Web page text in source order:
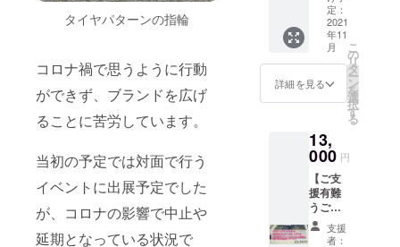
タイヤパターンの指輪
コロナ禍で思うように行動
ができず、ブランドを広げ
ることに苦労しています。
当初の予定では対面で行う
イベントに出展予定でした
が、コロナの影響で中止や
延期となっている状況で
公式オ
ンライ
ショッ
封の
クーポ
力して
から決
済 クー
ポンの
有効期
限：お
店が継
//jerev.o
fficial.e
c/）
クーポ
布方
法：ダ
同封し
てクー
ポン
コード
が記載
された
カード
を発送
載の直
径をご
参考く
ださ
い。
【クー
クーポ
ン使用
可能場
所：
JEREV
公式オ
ンライ
いる住
所へ郵
便させ
て頂き
ます。
【お届
つい
て】 写
真のダ
イヤモ
ンドは
参考画
像で
す。 実
0.06ct
（直径
約2.4ｍ
ｍ）の
ルース
を1個
・
JEREV
インス
トアに
て使用
して頂
けます
500OFF
クーポ
ン 上記
定：
2021
年11
月
詳細を見る
こ
の
リ
タ
ー
ン
を
選
択
す
る
13,
000 円
【ご支
援有難
うござ
いま
す】 ・
支援
者：